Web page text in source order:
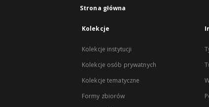
Strona główna
Kolekcje
Kolekcje instytucji
Kolekcje osób prywatnych
Kolekcje tematyczne
Formy zbiorów